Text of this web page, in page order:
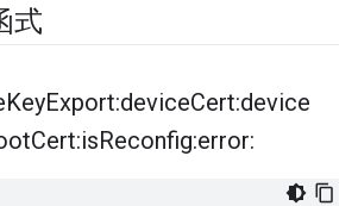
式
KeyExport:deviceCert:device
Cert:isReconfig:error: